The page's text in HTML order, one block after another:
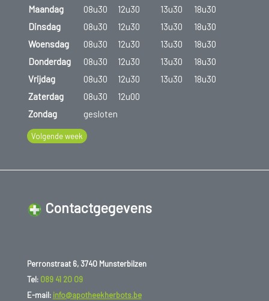
Maandag 08u30 12u30 13u30
18u30
Dinsdag
08u30 12u30 13u30
18u30
Woensdag
08u30 12u30 13u30
18u30
Donderdag
08u30 12u30 13u30
18u30
Vrijdag
08u30 12u30 13u30
18u30
Zaterdag
08u30
12u00
Zondag
gesloten
Volgende week
Contactgegevens
Perronstraat 6, 3740 Munsterbilzen
Tel: 089 41 20 09
E-mail: info@apotheekherbots.be